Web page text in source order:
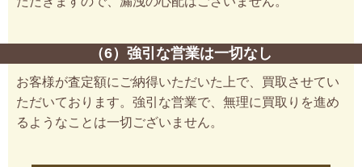
（6）強引な営業は一切なし
お客様が査定額にご納得いただいた上で、買取させてい
ただいております。強引な営業で、無理に買取りを進め
るようなことは一切ございません。